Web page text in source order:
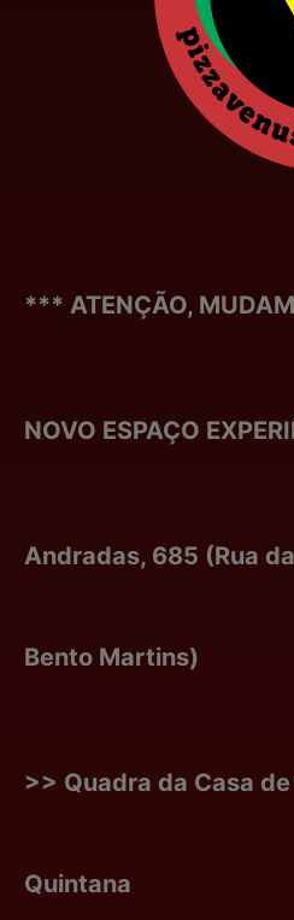
*** ATENÇÃO,
NOVO ESPAÇO
Andradas, 685 (Rua
Bento Martins)
>> Quadra da Casa
Quintana